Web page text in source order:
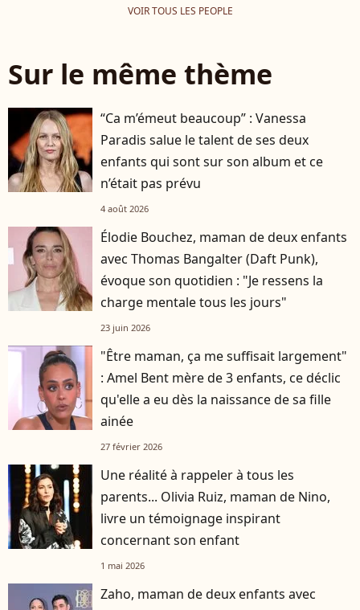
VOIR TOUS LES PEOPLE
Sur le même thème
“Ca m’émeut beaucoup” : Vanessa
Paradis salue le talent de ses deux
enfants qui sont sur son album et ce
n’était pas prévu
4 août 2026
Élodie Bouchez, maman de deux enfants
avec Thomas Bangalter (Daft Punk),
évoque son quotidien : "Je ressens la
charge mentale tous les jours"
23 juin 2026
"Être maman, ça me suffisait largement"
: Amel Bent mère de 3 enfants, ce déclic
qu'elle a eu dès la naissance de sa fille
ainée
27 février 2026
Une réalité à rappeler à tous les
parents... Olivia Ruiz, maman de Nino,
livre un témoignage inspirant
concernant son enfant
1 mai 2026
Zaho, maman de deux enfants avec